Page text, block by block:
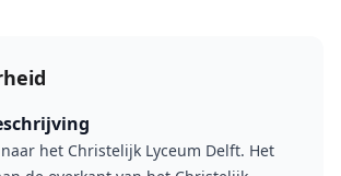
het Christelijk Lyceum Delft. Het